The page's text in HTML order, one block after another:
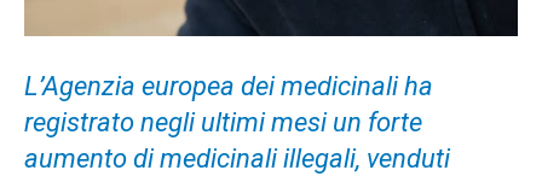
L’Agenzia europea dei medicinali ha
registrato negli ultimi mesi un forte
aumento di medicinali illegali, venduti